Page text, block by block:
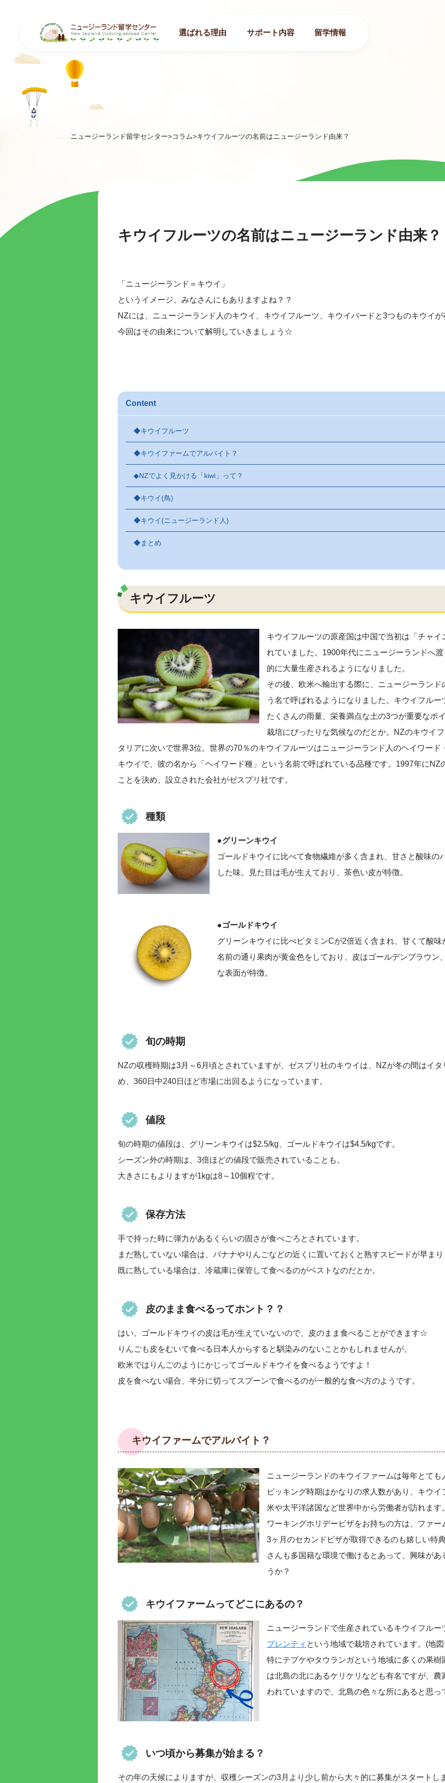
選ばれる理由 サポート内容 留学情報
ニュージーランド留学センター>コラム>キウイフルーツの名前はニュージーランド由来？
キウイフルーツの名前はニュージーランド由来？
「ニュージーランド＝キウイ」
というイメージ、みなさんにもありますよね？？
NZには、ニュージーランド人のキウイ、キウイフルーツ、キウイバードと3つものキウイ
今回はその由来について解明していきましょう☆
Content
◆キウイフルーツ
◆キウイファームでアルバイト？
◆NZでよく見かける「kiwi」って？
◆キウイ(鳥)
◆キウイ(ニュージーランド人)
◆まとめ
キウイフルーツ
キウイフルーツの原産国は中国で当初は「チャ
れていました。1900年代にニュージーランドへ
的に大量生産されるようになりました。
その後、欧米へ輸出する際に、ニュージーランド
う名で呼ばれるようになりました。キウイフル
たくさんの雨量、栄養満点な土の3つが重要なポ
栽培にぴったりな気候なのだとか。NZのキウイ
タリアに次いで世界3位。世界の70％のキウイフルーツはニュージーランド人のヘイワード
キウイで、彼の名から「ヘイワード種」という名前で呼ばれている品種です。1997年にNZ
ことを決め、設立された会社がゼスプリ社です。
種類
●グリーンキウイ
ゴールドキウイに比べて食物繊維が多く含まれ、甘さと酸味の
した味。見た目は毛が生えており、茶色い皮が特徴。
●ゴールドキウイ
グリーンキウイに比べビタミンCが2倍近く含まれ、甘くて酸
名前の通り果肉が黄金色をしており、皮はゴールデンブラウン
な表面が特徴。
旬の時期
NZの収穫時期は3月～6月頃とされていますが、ゼスプリ社のキウイは、NZが冬の間はイ
め、360日中240日ほど市場に出回るようになっています。
値段
旬の時期の値段は、グリーンキウイは$2.5/kg、ゴールドキウイは$4.5/kgです。
シーズン外の時期は、3倍ほどの値段で販売されていることも。
大きさにもよりますが1kgは8～10個程です。
保存方法
手で持った時に弾力があるくらいの固さが食べごろとされています。
まだ熟していない場合は、バナナやりんごなどの近くに置いておくと熟すスピードが早ま
既に熟している場合は、冷蔵庫に保管して食べるのがベストなのだとか。
皮のまま食べるってホント？？
はい。ゴールドキウイの皮は毛が生えていないので、皮のまま食べることができます☆
りんごも皮をむいて食べる日本人からすると馴染みのないことかもしれませんが、
欧米ではりんごのようにかじってゴールドキウイを食べるようですよ！
皮を食べない場合、半分に切ってスプーンで食べるのが一般的な食べ方のようです。
キウイファームでアルバイト？
ニュージーランドのキウイファームは毎年とて
ピッキング時期はかなりの求人数があり、キウ
米や太平洋諸国など世界中から労働者が訪れます
ワーキングホリデービザをお持ちの方は、ファ
3ヶ月のセカンドビザが取得できるのも嬉しい特
さんも多国籍な環境で働けるとあって、興味が
うか？
キウイファームってどこにあるの？
ニュージーランドで生産されているキウイフルー
プレンティ という地域で栽培されています。(地
特にテプケやタウランガという地域に多くの果
は北島の北にあるケリケリなども有名ですが、
われていますので、北島の色々な所にあると思っ
いつ頃から募集が始まる？
その年の天候によりますが、収穫シーズンの3月より少し前から大々的に募集がスタートし